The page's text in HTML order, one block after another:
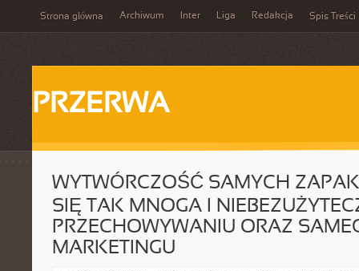
Strona główna Archiwum Inter Liga Redakcja Spis Treści
PRZERWA
WYTWÓRCZOŚĆ SAMYCH
SIĘ TAK MNOGA I
PRZECHOWYWANIU ORAZ
MARKETINGU